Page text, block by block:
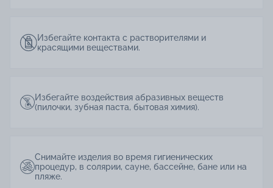
Избегайте контакта с растворителями и
красящими веществами.
Избегайте воздействия абразивных веществ
(пилочки, зубная паста, бытовая химия).
Снимайте изделия во время гигиенических
процедур, в солярии, сауне, бассейне, бане или на
пляже.